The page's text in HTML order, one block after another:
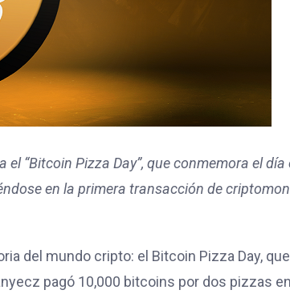
“Bitcoin Pizza Day”, que conmemora el
en la primera transacción de
del mundo cripto: el Bitcoin Pizza Day,
pagó 10,000 bitcoins por dos pizzas en